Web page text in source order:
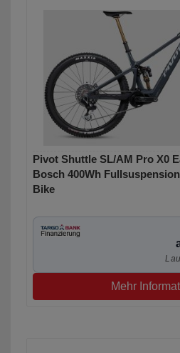
Pivot Shuttle SL/AM Pro X0
Bosch 400Wh
Bike
Mehr